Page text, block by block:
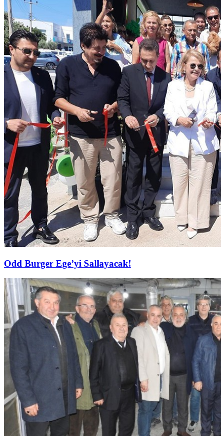
Odd Burger Ege’yi Sallayacak!